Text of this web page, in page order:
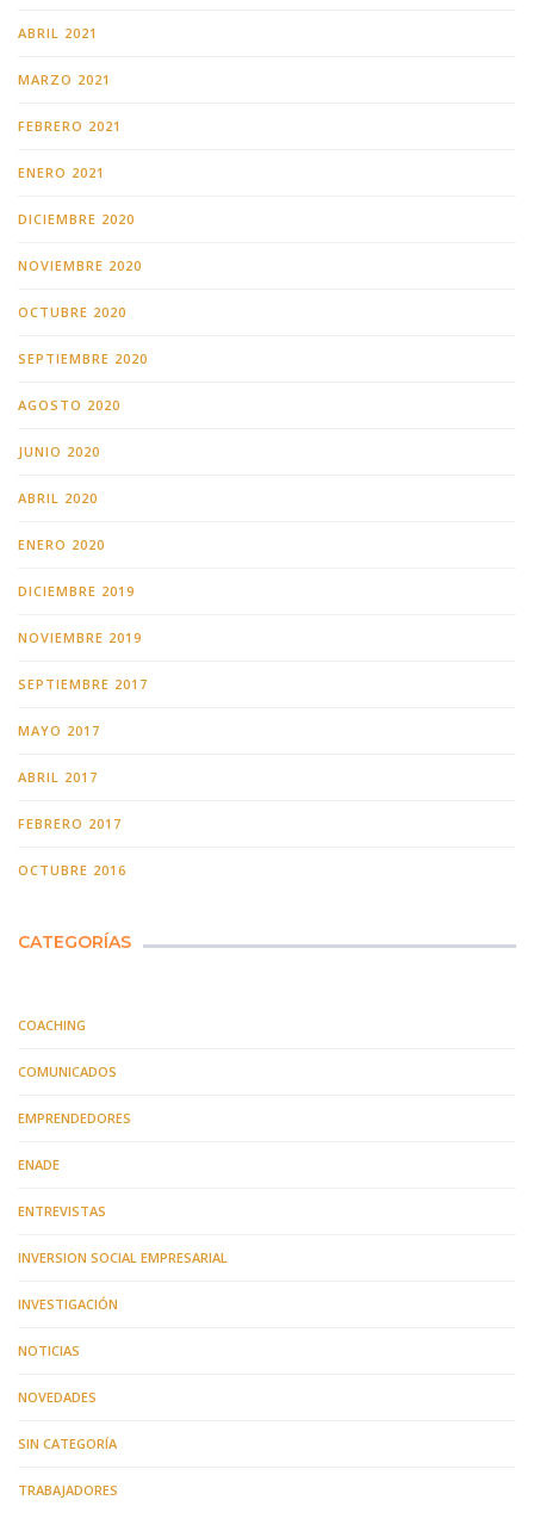
ABRIL 2021
MARZO 2021
FEBRERO 2021
ENERO 2021
DICIEMBRE 2020
NOVIEMBRE 2020
OCTUBRE 2020
SEPTIEMBRE 2020
AGOSTO 2020
JUNIO 2020
ABRIL 2020
ENERO 2020
DICIEMBRE 2019
NOVIEMBRE 2019
SEPTIEMBRE 2017
MAYO 2017
ABRIL 2017
FEBRERO 2017
OCTUBRE 2016
CATEGORÍAS
COACHING
COMUNICADOS
EMPRENDEDORES
ENADE
ENTREVISTAS
INVERSION SOCIAL EMPRESARIAL
INVESTIGACIÓN
NOTICIAS
NOVEDADES
SIN CATEGORÍA
TRABAJADORES